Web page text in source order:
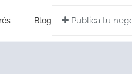
Publica tu
Blog